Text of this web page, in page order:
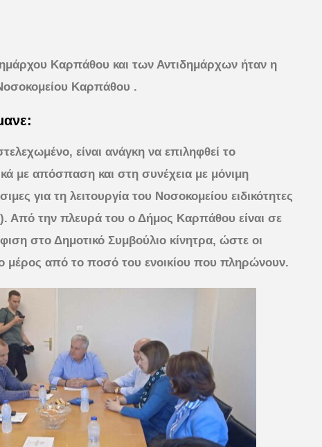
Καρπάθου και των Αντιδημάρχων ήταν η
Καρπάθου .
είναι ανάγκη να επιληφθεί το
με απόσπαση και στη συνέχεια με μόνιμη
για τη λειτουργία του Νοσοκομείου ειδικότητες
Από την πλευρά του ο Δήμος Καρπάθου είναι σε
στο Δημοτικό Συμβούλιο κίνητρα, ώστε οι
μέρος από το ποσό του ενοικίου που πληρώνουν.